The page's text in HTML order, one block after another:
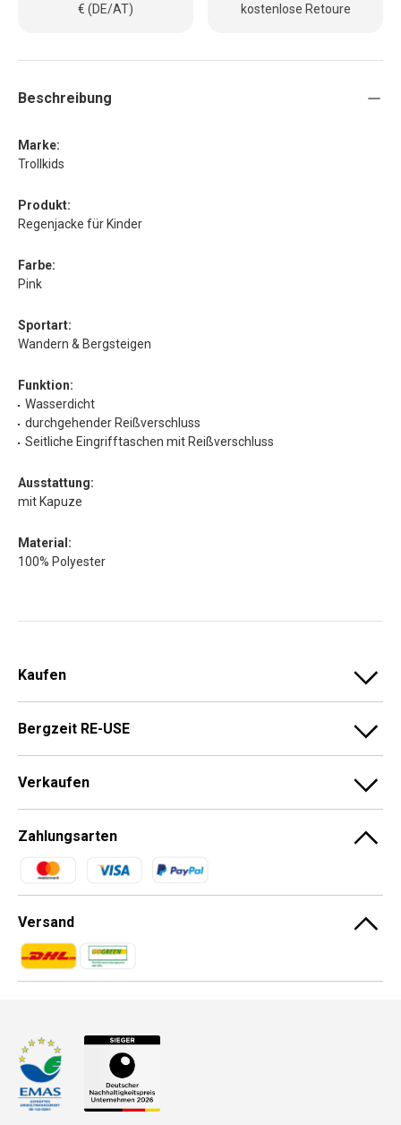
€ (DE/AT)
kostenlose Retoure
Beschreibung
Marke:
Trollkids
Produkt:
Regenjacke für Kinder
Farbe:
Pink
Sportart:
Wandern & Bergsteigen
Funktion:
Wasserdicht
durchgehender Reißverschluss
Seitliche Eingrifftaschen mit Reißverschluss
Ausstattung:
mit Kapuze
Material:
100% Polyester
Kaufen
Bergzeit RE-USE
Verkaufen
Zahlungsarten
Zahlungsmethoden
Versand
Zahlungsmethoden
Zahlungsmethoden